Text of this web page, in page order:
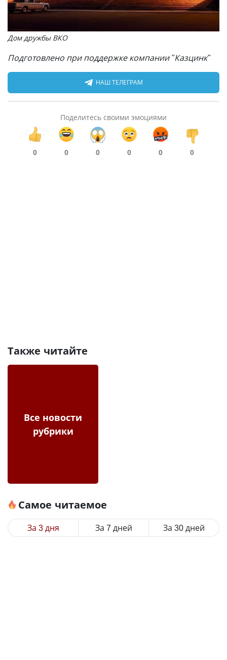
Дом дружбы ВКО
Подготовлено при поддержке компании "Казцинк"
НАШ ТЕЛЕГРАМ
Поделитесь своими эмоциями
0 0 0 0 0 0
Также читайте
Все новости
рубрики
Самое читаемое
За 3 дня За 7 дней За 30 дней